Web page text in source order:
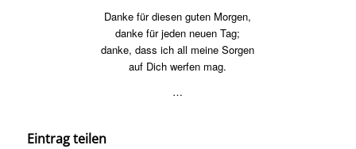
Danke für diesen guten Morgen,
danke für jeden neuen Tag;
danke, dass ich all meine Sorgen
auf Dich werfen mag.
…
Eintrag teilen